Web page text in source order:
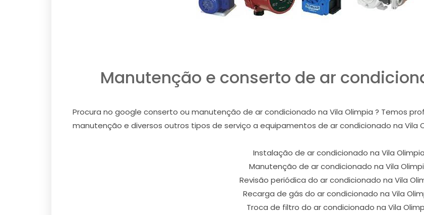
Manutenção e conserto de ar
Procura no google conserto ou manutenção de ar condicionado na Vila Olimpia ? Temos
manutenção e diversos outros tipos de serviço a equipamentos de ar condicionado na Vila
Instalação de ar condicionado na Vila Olimpia
Manutenção de ar condicionado na Vila
Revisão periódica do ar condicionado na Vila
Recarga de gás do ar condicionado na Vila
Troca de filtro do ar condicionado na Vila